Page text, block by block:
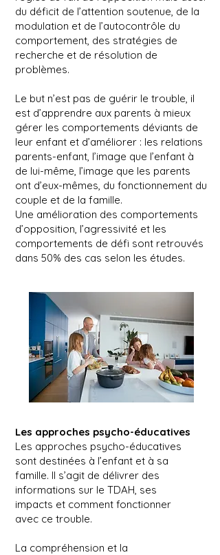
du déficit de l’attention soutenue, de la
modulation et de l’autocontrôle du
comportement, des stratégies de
recherche et de résolution de
problèmes.
Le but n’est pas de guérir le trouble, il
est d’apprendre aux parents à mieux
gérer les comportements déviants de
leur enfant et d’améliorer : les relations
parents-enfant, l’image que l’enfant à
de lui-même, l’image que les parents
ont d’eux-mêmes, du fonctionnement du
couple et de la famille.
Une amélioration des comportements
d’opposition, l’agressivité et les
comportements de défi sont retrouvés
dans 50% des cas selon les études.
Les approches psycho-éducatives
Les approches psycho-éducatives
sont destinées à l’enfant et à sa
famille. Il s’agit de délivrer des
informations sur le TDAH, ses
impacts et comment fonctionner
avec ce trouble.
La compréhension et la